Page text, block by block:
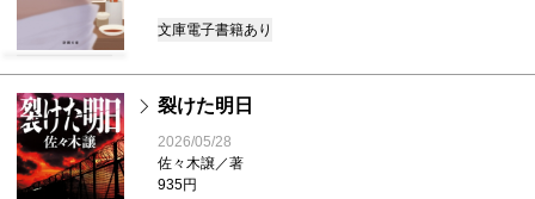
文庫電子書籍あり
裂けた明日
2026/05/28
佐々木譲／著
935円